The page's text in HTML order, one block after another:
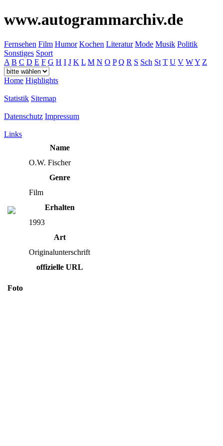
www.autogrammarchiv.de
Fernsehen Film Humor Kochen Literatur Mode Musik Politik
Sonstiges Sport
A B C D E F G H I J K L M N O P Q R S Sch St T U V WY Z
Home Highlights
Statistik Sitemap
Datenschutz Impressum
Links
Name
O.W. Fischer
Genre
Film
Erhalten
1993
Art
Originalunterschrift
offizielle URL
Foto